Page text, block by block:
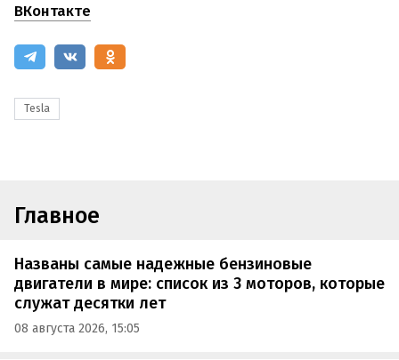
ВКонтакте
Tesla
Главное
Названы самые надежные бензиновые
двигатели в мире: список из 3 моторов, которые
служат десятки лет
08 августа 2026, 15:05